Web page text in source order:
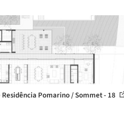
Pomarino / Sommet - 18